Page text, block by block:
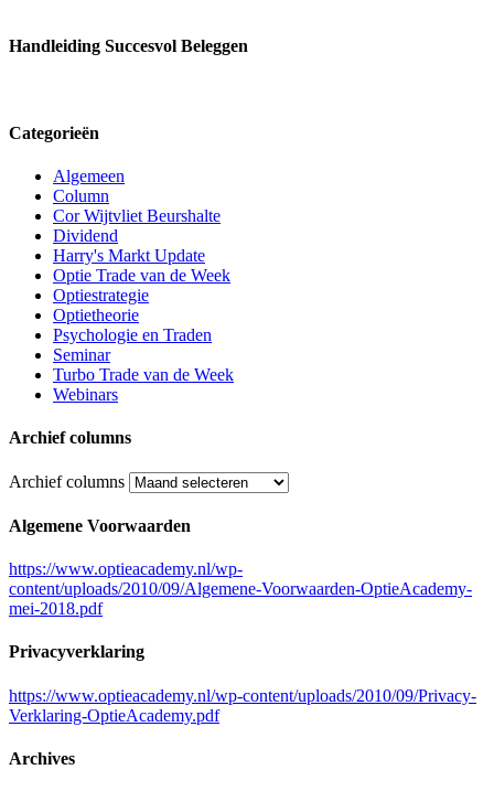
Handleiding Succesvol Beleggen
Categorieën
Algemeen
Column
Cor Wijtvliet Beurshalte
Dividend
Harry's Markt Update
Optie Trade van de Week
Optiestrategie
Optietheorie
Psychologie en Traden
Seminar
Turbo Trade van de Week
Webinars
Archief columns
Archief columns
Algemene Voorwaarden
https://www.optieacademy.nl/wp-
content/uploads/2010/09/Algemene-Voorwaarden-OptieAcademy-
mei-2018.pdf
Privacyverklaring
https://www.optieacademy.nl/wp-content/uploads/2010/09/Privacy-
Verklaring-OptieAcademy.pdf
Archives